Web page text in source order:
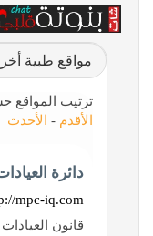
مواقع طبية
ترتيب المواقع
الأقدم - الأحدث
دائرة
mpc-iq.com